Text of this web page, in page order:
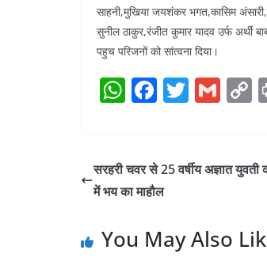
साहनी,मुखिया जयशंकर भगत,कासिम
सुनील ठाकुर,रंजीत कुमार यादव उर्फ अर्थी
पहुच परिजनों को सांत्वना दिया।
W
s
A
p
F
e
b
o
T
er
G
l
C
y
k
सरहरी चवर से 25 वर्षीय अज्ञात युवती
में भय का माहौल
You May Also